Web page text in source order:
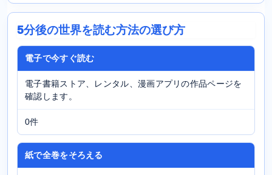
5分後の世界を読む方法の選び方
電子で今すぐ読む
電子書籍ストア、レンタル、漫画アプリの作品ページを
確認します。
0件
紙で全巻をそろえる